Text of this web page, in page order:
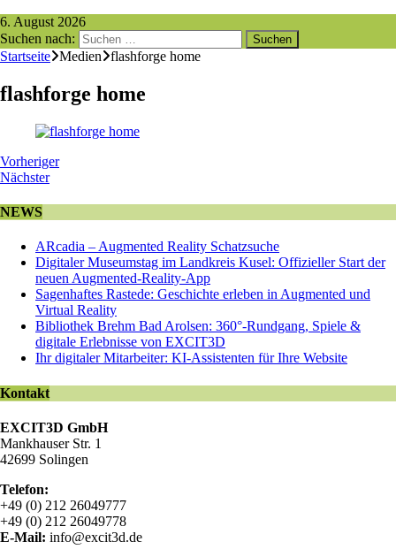
6. August 2026
Suchen nach:
Startseite Medien flashforge home
flashforge home
Vorheriger
Nächster
NEWS
ARcadia – Augmented Reality Schatzsuche
Digitaler Museumstag im Landkreis Kusel: Offizieller Start der
neuen Augmented-Reality-App
Sagenhaftes Rastede: Geschichte erleben in Augmented und
Virtual Reality
Bibliothek Brehm Bad Arolsen: 360°-Rundgang, Spiele &
digitale Erlebnisse von EXCIT3D
Ihr digitaler Mitarbeiter: KI-Assistenten für Ihre Website
Kontakt
EXCIT3D GmbH
Mankhauser Str. 1
42699 Solingen
Telefon:
+49 (0) 212 26049777
+49 (0) 212 26049778
E-Mail: info@excit3d.de